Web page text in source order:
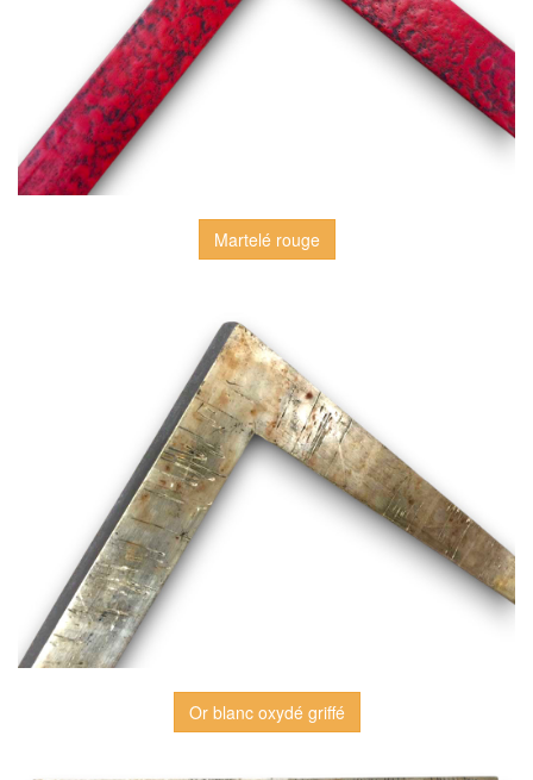
Martelé rouge
Or blanc oxydé griffé